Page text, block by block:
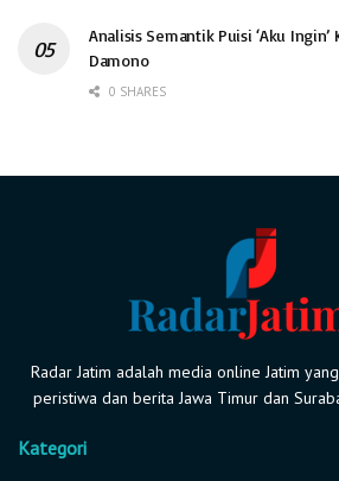
Analisis Semantik Puisi ‘Aku Ingin’
Damono
0 SHARES
Radar Jatim adalah media online Jatim
peristiwa dan berita Jawa Timur dan
Kategori